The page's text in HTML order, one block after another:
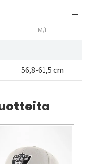
M/L
56,8-61,5 cm